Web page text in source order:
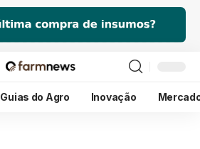
Guias do Agro Inovação